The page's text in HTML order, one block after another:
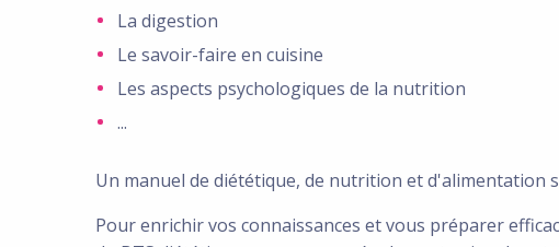
La digestion
Le savoir-faire en cuisine
Les aspects psychologiques de la nutrition
...
Un manuel de diététique, de nutrition et d'alimentation
Pour enrichir vos connaissances et vous préparer